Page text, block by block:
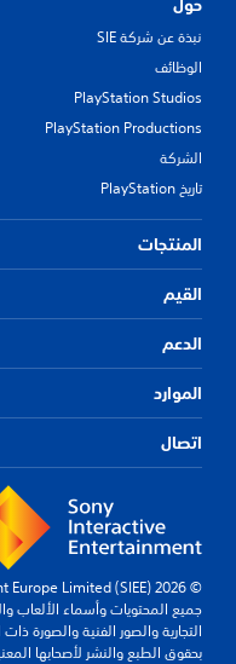
حول
نبذة عن شركة SIE
الوظائف
PlayStation Studios
PlayStation Productions
الشركة
تاريخ PlayStation
المنتجات
القيم
الدعم
الموارد
اتصال
© 2026 Sony Interactive Entertainment Europe Limited (SIEE)
جميع المحتويات وأسماء الألعاب
التجارية والصور الفنية والصورة
بحقوق الطبع والنشر لأصحابها